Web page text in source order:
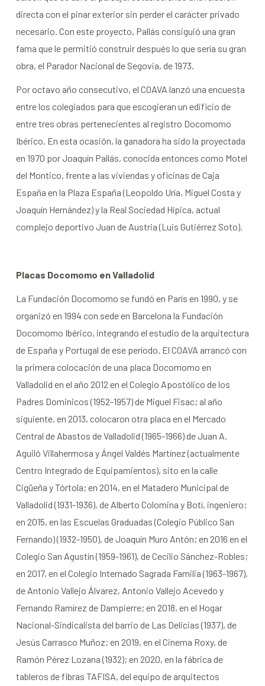
directa con el pinar exterior sin perder el carácter privado
necesario. Con este proyecto, Pallás consiguió una gran
fama que le permitió construir después lo que sería su gran
obra, el Parador Nacional de Segovia, de 1973.
Por octavo año consecutivo, el COAVA lanzó una encuesta
entre los colegiados para que escogieran un edificio de
entre tres obras pertenecientes al registro Docomomo
Ibérico. En esta ocasión, la ganadora ha sido la proyectada
en 1970 por Joaquín Pallás, conocida entonces como Motel
del Montico, frente a las viviendas y oficinas de Caja
España en la Plaza España (Leopoldo Uría, Miguel Costa y
Joaquín Hernández) y la Real Sociedad Hípica, actual
complejo deportivo Juan de Austria (Luis Gutiérrez Soto).
Placas Docomomo en Valladolid
La Fundación Docomomo se fundó en París en 1990, y se
organizó en 1994 con sede en Barcelona la Fundación
Docomomo Ibérico, integrando el estudio de la arquitectura
de España y Portugal de ese período. El COAVA arrancó con
la primera colocación de una placa Docomomo en
Valladolid en el año 2012 en el Colegio Apostólico de los
Padres Dominicos (1952-1957) de Miguel Fisac; al año
siguiente, en 2013, colocaron otra placa en el Mercado
Central de Abastos de Valladolid (1965-1966) de Juan A.
Aguiló Villahermosa y Ángel Valdés Martínez (actualmente
Centro Integrado de Equipamientos), sito en la calle
Cigüeña y Tórtola; en 2014, en el Matadero Municipal de
Valladolid (1931-1936), de Alberto Colomina y Botí, ingeniero;
en 2015, en las Escuelas Graduadas (Colegio Público San
Fernando) (1932-1950), de Joaquín Muro Antón; en 2016 en el
Colegio San Agustín (1959-1961), de Cecilio Sánchez-Robles;
en 2017, en el Colegio Internado Sagrada Familia (1963-1967),
de Antonio Vallejo Álvarez, Antonio Vallejo Acevedo y
Fernando Ramírez de Dampierre; en 2018, en el Hogar
Nacional-Sindicalista del barrio de Las Delicias (1937), de
Jesús Carrasco Muñoz; en 2019, en el Cinema Roxy, de
Ramón Pérez Lozana (1932); en 2020, en la fábrica de
tableros de fibras TAFISA, del equipo de arquitectos